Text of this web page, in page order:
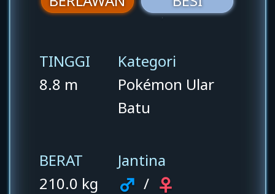
TINGGI
8.8 m
Kategori
Pokémon Ular
Batu
BERAT
210.0 kg
Jantina
/